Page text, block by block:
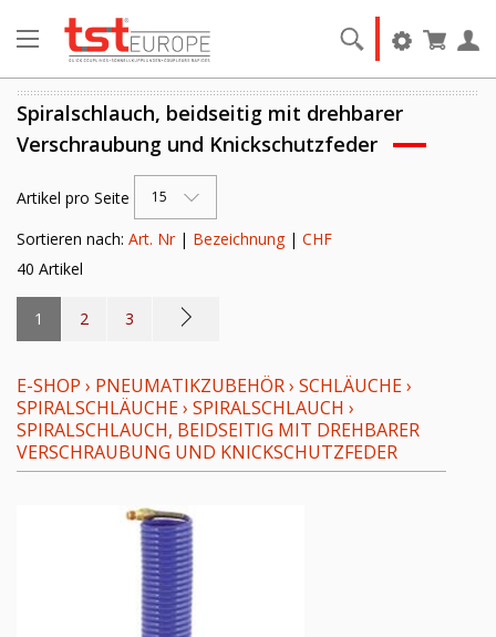
Spiralschlauch, beidseitig mit drehbarer
Verschraubung und Knickschutzfeder
Artikel pro Seite 15
Sortieren nach: Art. Nr| Bezeichnung| CHF
40 Artikel
1 2 3
E-SHOP › PNEUMATIKZUBEHÖR› SCHLÄUCHE›
SPIRALSCHLÄUCHE› SPIRALSCHLAUCH ›
SPIRALSCHLAUCH, BEIDSEITIG MIT DREHBARER
VERSCHRAUBUNG UND KNICKSCHUTZFEDER